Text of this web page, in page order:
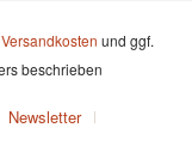
Versandkosten und ggf.
beschrieben
Newsletter